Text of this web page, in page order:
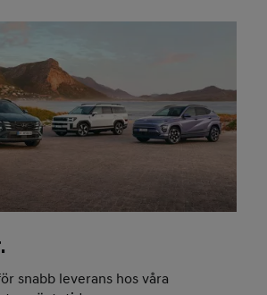
snabb leverans hos våra